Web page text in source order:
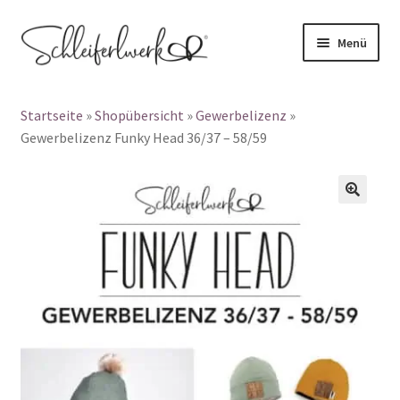
Zur
Navigation
Zum
Inhalt
Menü
👤 Mein Konto
Papierschnittmuster
Plotterdateien
Blog
Startseite »Shopübersicht »Gewerbelizenz »
Gewerbelizenz Funky Head 36/37 – 58/59